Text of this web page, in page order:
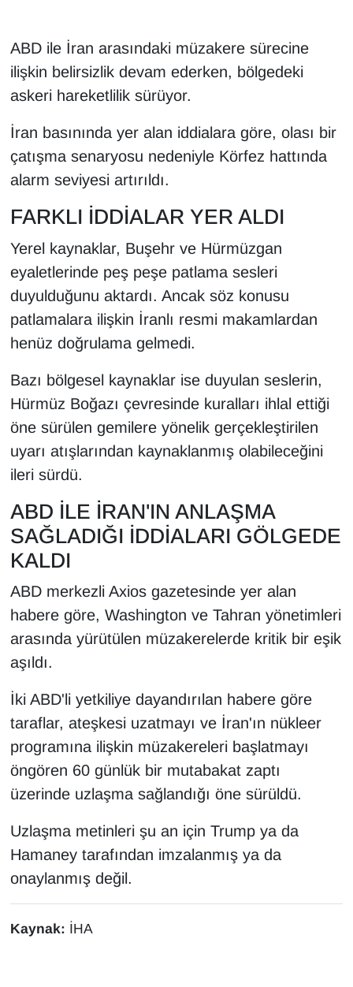
ABD ile İran arasındaki müzakere sürecine
ilişkin belirsizlik devam ederken, bölgedeki
askeri hareketlilik sürüyor.
İran basınında yer alan iddialara göre, olası bir
çatışma senaryosu nedeniyle Körfez hattında
alarm seviyesi artırıldı.
FARKLI İDDİALAR YER ALDI
Yerel kaynaklar, Buşehr ve Hürmüzgan
eyaletlerinde peş peşe patlama sesleri
duyulduğunu aktardı. Ancak söz konusu
patlamalara ilişkin İranlı resmi makamlardan
henüz doğrulama gelmedi.
Bazı bölgesel kaynaklar ise duyulan seslerin,
Hürmüz Boğazı çevresinde kuralları ihlal ettiği
öne sürülen gemilere yönelik gerçekleştirilen
uyarı atışlarından kaynaklanmış olabileceğini
ileri sürdü.
ABD İLE İRAN'IN ANLAŞMA
SAĞLADIĞI İDDİALARI GÖLGEDE
KALDI
ABD merkezli Axios gazetesinde yer alan
habere göre, Washington ve Tahran yönetimleri
arasında yürütülen müzakerelerde kritik bir eşik
aşıldı.
İki ABD'li yetkiliye dayandırılan habere göre
taraflar, ateşkesi uzatmayı ve İran'ın nükleer
programına ilişkin müzakereleri başlatmayı
öngören 60 günlük bir mutabakat zaptı
üzerinde uzlaşma sağlandığı öne sürüldü.
Uzlaşma metinleri şu an için Trump ya da
Hamaney tarafından imzalanmış ya da
onaylanmış değil.
Kaynak: İHA
İngilizce
Kadın
Kim Kimdir?
Kültür & Sanat
KURDÎ
MAGAZİN
MEDYA
POLİTİKA
Resmi İlanlar
RÖPORTAJ
SAĞLIK
Seri İlan
SİYASET
TEBRİK
TEKNOLOJİ
Turizm
VAN'DA SPOR
Vasıta
YAŞAM